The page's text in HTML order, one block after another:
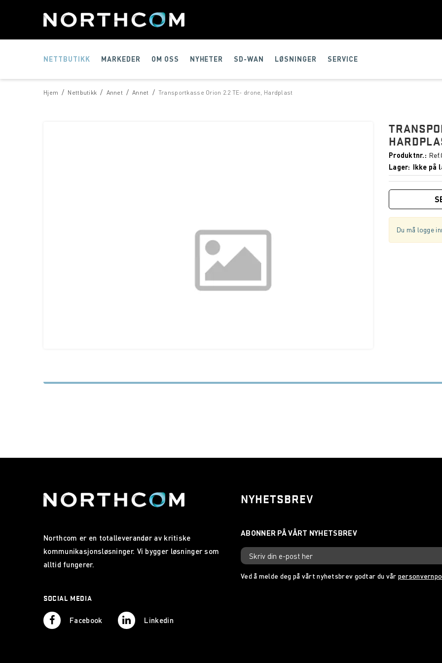
NETTBUTIKK MARKEDER OM OSS NYHETER SD-WAN LØSNINGER SERVICE
/
Hjem /
Nettbutikk /
Annet /
Annet Transportkasse Orion 2.2 TE- drone, Hardplast
Produktnr.
Lager
Ikke på
Du må logge
Northcom er en totalleverandør av kritiske
kommunikasjonsløsninger. Vi bygger løsninger som
alltid fungerer.
SOCIAL MEDIA
Facebook Linkedin
NYHETSBREV
Ved å melde deg på vårt nyhetsbrev godtar du vår